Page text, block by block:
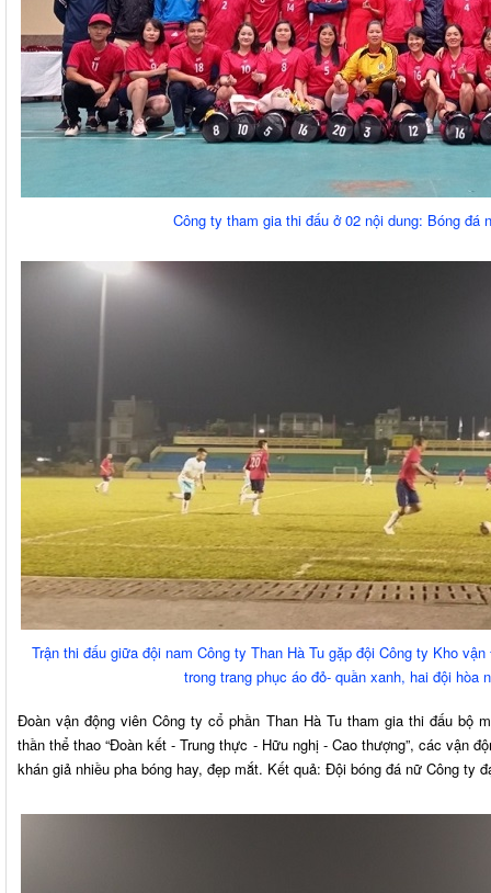
Công ty tham gia thi đấu ở 02 nội dung: Bóng đá
Trận thi đấu giữa đội nam Công ty Than Hà Tu gặp đội Công ty Kho
trong trang phục áo đỏ- quần xanh, hai đội hòa
Đoàn vận động viên Công ty cổ phần Than Hà Tu tham gia thi đấu bộ
thần thể thao “Đoàn kết - Trung thực - Hữu nghị - Cao thượng”, các vận
khán giả nhiều pha bóng hay, đẹp mắt. Kết quả: Đội bóng đá nữ Công ty